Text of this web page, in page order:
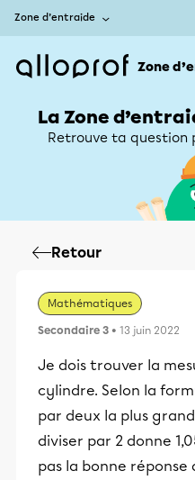
Zone d’entraide
Zone
La Zone
Retrouve ta question
Retour
Mathématiques
Secondaire 3 • 13 juin 2022
Je dois trouver la
cylindre. Selon la
par deux la plus
diviser par 2 donne
pas la bonne réponse